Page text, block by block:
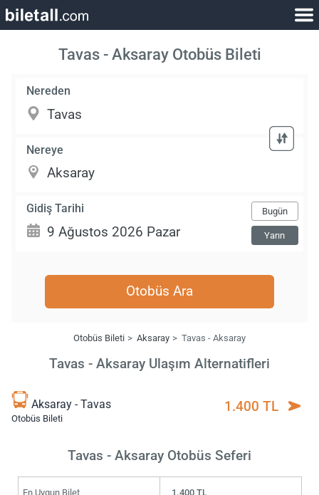
Tavas - Aksaray Otobüs Bileti
Nereden
Nereye
Gidiş Tarihi Bugün
Yarın
Otobüs Ara
Otobüs Bileti Aksaray Tavas - Aksaray
Tavas - Aksaray Ulaşım Alternatifleri
Aksaray - Tavas
Otobüs Bileti
1.400 TL
Tavas - Aksaray Otobüs Seferi
En Uygun Bilet 1.400 TL